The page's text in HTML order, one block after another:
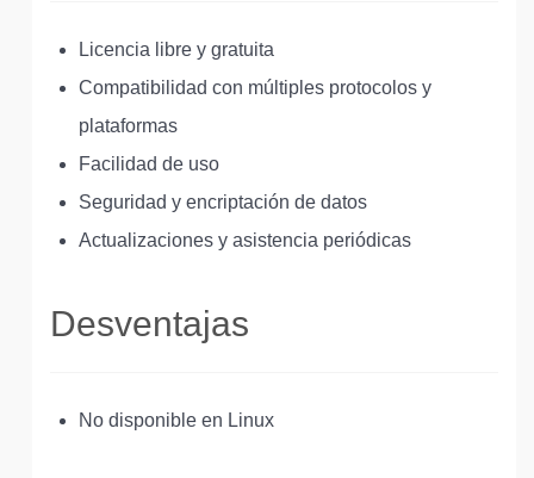
Licencia libre y gratuita
Compatibilidad con múltiples protocolos y
plataformas
Facilidad de uso
Seguridad y encriptación de datos
Actualizaciones y asistencia periódicas
Desventajas
No disponible en Linux